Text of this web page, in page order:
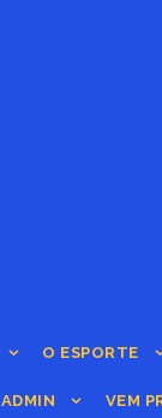
O ESPORTE
ADMIN VEM